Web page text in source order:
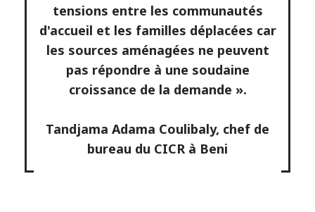
tensions entre les communautés
d'accueil et les familles déplacées car
les sources aménagées ne peuvent
pas répondre à une soudaine
croissance de la demande ».
Tandjama Adama Coulibaly, chef de
bureau du CICR à Beni